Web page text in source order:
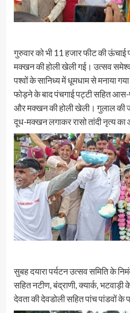
गुरुवार को भी 11 हजार फीट की ऊंचाई
मक्खन की होली खेली गई। उत्सव
पश्वों के सानिध्य में धूमधाम से मनाया
फोड़ने के बाद पंचगाई पट्टी सहित आस-
और मक्खन की होली खेली। गुलाल की
दूध-मक्खन लगाकर रासो तांदी नृत्य
सुबह दयारा पर्यटन उत्सव समिति के
सहित नटीण, बंद्राणी, क्यार्क,
देवता की देवडोली सहित पांच पांडवों के